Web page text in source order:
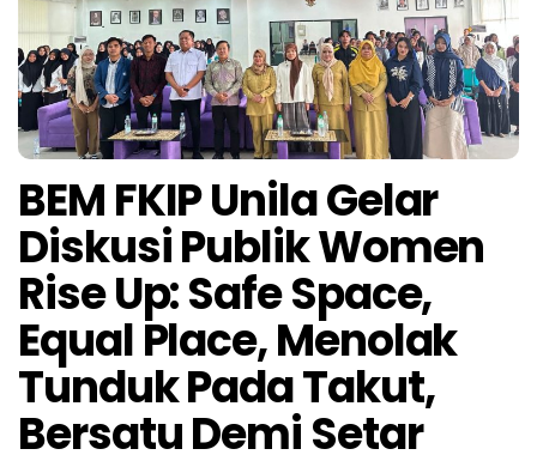
BEM FKIP Unila Gelar
Diskusi Publik Women
Rise Up: Safe Space,
Equal Place, Menolak
Tunduk Pada Takut,
Bersatu Demi Setar